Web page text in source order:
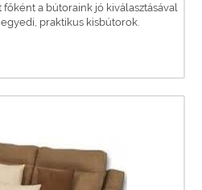
a bútoraink jó kiválasztásával
praktikus kisbútorok.